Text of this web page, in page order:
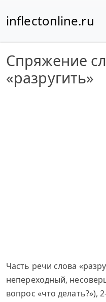
inflectonline.ru
Спряжение
«разругить»
Часть речи слова
непереходный,
вопрос «что делать?»),